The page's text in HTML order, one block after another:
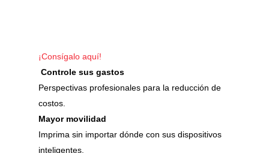
¡Consígalo aquí!
Controle sus gastos
Perspectivas profesionales para la reducción de
costos.
Mayor movilidad
Imprima sin importar dónde con sus dispositivos
inteligentes.